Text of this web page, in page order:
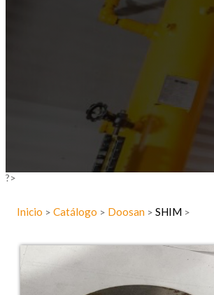
?>
Inicio > Catálogo > Doosan > SHIM >